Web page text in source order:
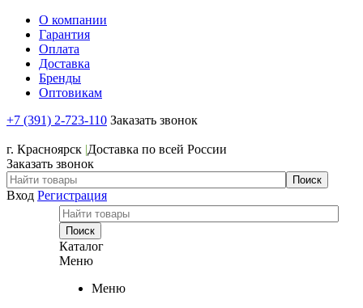
О компании
Гарантия
Оплата
Доставка
Бренды
Оптовикам
+7 (391) 2-723-110 Заказать звонок
г. Красноярск |Доставка по всей России
Заказать звонок
Вход Регистрация
Каталог
Меню
Меню